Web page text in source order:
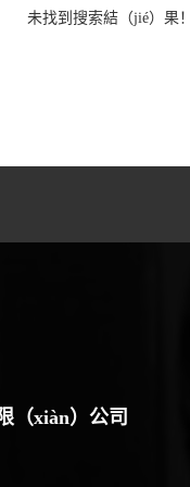
未找到搜索結（jié）果！
（xiàn）公司